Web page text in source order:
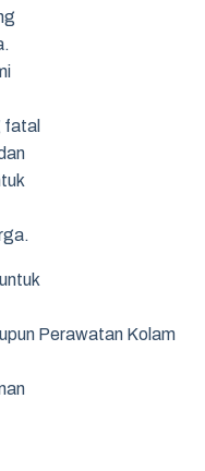
fatal
Perawatan Kolam